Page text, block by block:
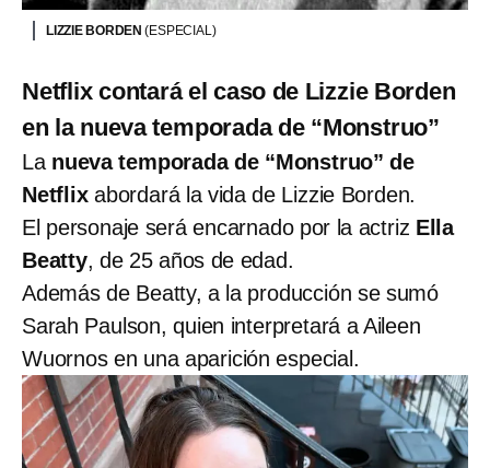
LIZZIE BORDEN(ESPECIAL)
Netflix contará el caso de Lizzie Borden
en la nueva temporada de “Monstruo”
La nueva temporada de “Monstruo” de
Netflix abordará la vida de Lizzie Borden.
El personaje será encarnado por la actriz Ella
Beatty, de 25 años de edad.
Además de Beatty, a la producción se sumó
Sarah Paulson, quien interpretará a Aileen
Wuornos en una aparición especial.